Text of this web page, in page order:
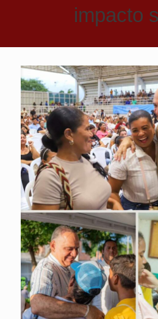
impacto